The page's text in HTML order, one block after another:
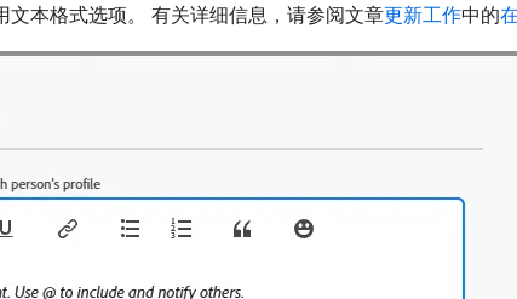
本格式选项。 有关详细信息，请参阅文章更新工作中的